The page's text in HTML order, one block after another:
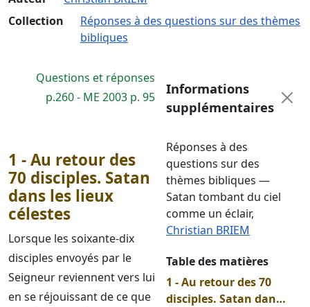
Collection
Réponses à des questions sur des thèmes
bibliques
Questions et réponses
p.260 - ME 2003 p. 95
1 - Au retour des
70 disciples. Satan
dans les lieux
célestes
Lorsque les soixante-dix
disciples envoyés par le
Seigneur reviennent vers lui
en se réjouissant de ce que
Informations
supplémentaires
Réponses à des
questions sur des
thèmes bibliques —
Satan tombant du ciel
comme un éclair,
Christian BRIEM
Table des matières
1 - Au retour des 70
disciples. Satan dans